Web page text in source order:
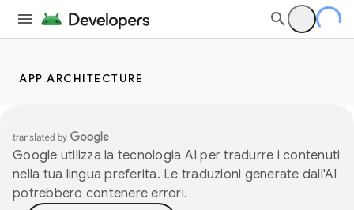
APP ARCHITECTURE
Google utilizza la tecnologia AI per tradurre i contenuti
nella tua lingua preferita. Le traduzioni generate dall'AI
potrebbero contenere errori.